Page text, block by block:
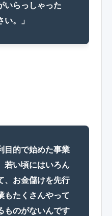
いらっしゃった
。」
目的で始めた事業
若い頃にはいろん
、お金儲けを先行
もたくさんやって
ものがないんです